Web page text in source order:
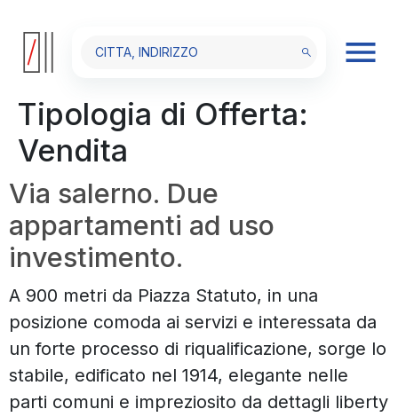
Tipologia di Offerta:
Vendita
Via salerno. Due
appartamenti ad uso
investimento.
A 900 metri da Piazza Statuto, in una
posizione comoda ai servizi e interessata da
un forte processo di riqualificazione, sorge lo
stabile, edificato nel 1914, elegante nelle
parti comuni e impreziosito da dettagli liberty